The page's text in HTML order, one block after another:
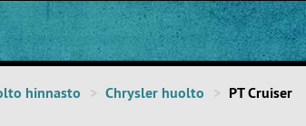
hinnasto Chrysler huolto PT Cruiser